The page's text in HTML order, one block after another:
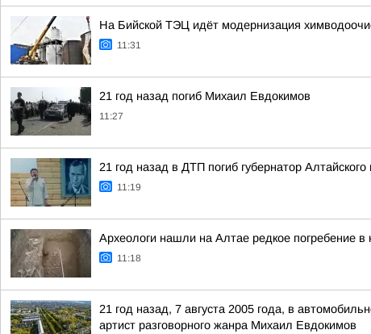
На Бийской ТЭЦ идёт модернизация
11:31
21 год назад погиб Михаил Евдокимов
11:27
21 год назад в ДТП погиб губернатор
11:19
Археологи нашли на Алтае редкое погребение
11:18
21 год назад, 7 августа 2005 года, в
артист разговорного жанра Михаил Евдокимов